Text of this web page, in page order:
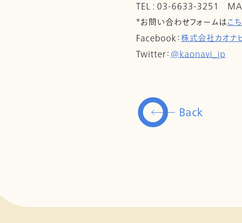
TEL : 03-6633-3251
*お問い合わせフォームはこ
Facebook：株式会社カオナ
Twitter：@kaonavi_jp
Back